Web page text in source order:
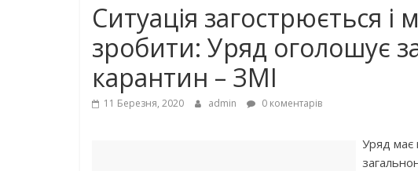
Ситуація загострюється
зробити: Уряд оголошує
карантин – ЗМІ
11 Березня, 2020 admin 0 коментарів
Уряд має